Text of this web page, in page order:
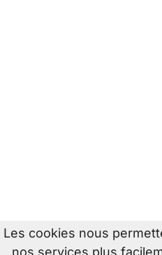
Les cookies nous
nos services plus